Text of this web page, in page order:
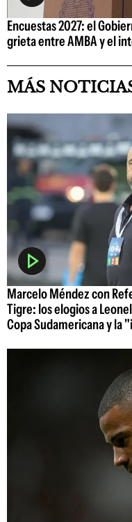
Encuestas 2027: el
grieta entre AMBA y el
MÁS
Marcelo Méndez con
Tigre: los elogios a
Copa Sudamericana y la